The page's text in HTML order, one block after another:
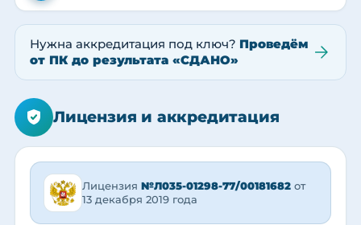
Нужна аккредитация под ключ? Проведём
от ПК до результата «СДАНО»
Лицензия и аккредитация
Лицензия №Л035-01298-77/00181682 от
13 декабря 2019 года